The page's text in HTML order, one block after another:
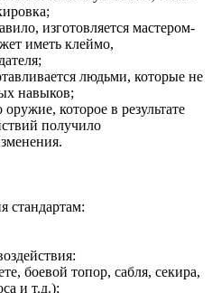
изготовляется мастером-
иметь клеймо,
людьми, которые не
навыков;
которое в результате
получило
стандартам:
боевой топор, сабля, секира,
и т.д.);